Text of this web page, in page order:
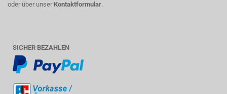
oder über unser Kontaktformular.
SICHER BEZAHLEN